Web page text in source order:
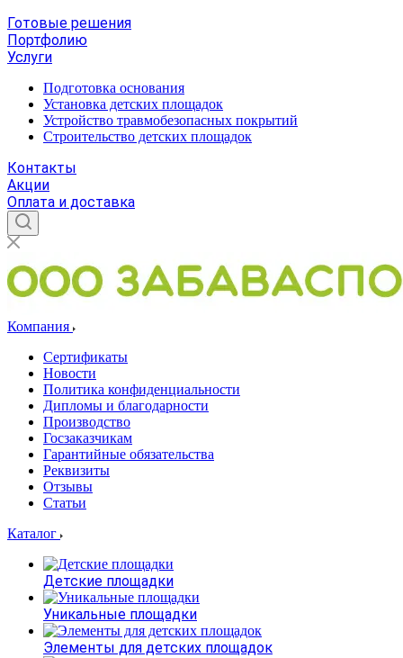
Готовые решения
Портфолию
Услуги
Подготовка основания
Установка детских площадок
Устройство травмобезопасных покрытий
Строительство детских площадок
Контакты
Акции
Оплата и доставка
Компания
Сертификаты
Новости
Политика конфиденциальности
Дипломы и благодарности
Производство
Госзаказчикам
Гарантийные обязательства
Реквизиты
Отзывы
Статьи
Каталог
Детские площадки
Уникальные площадки
Элементы для детских площадок